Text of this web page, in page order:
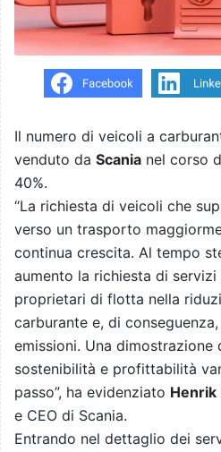
Il numero di veicoli a
venduto da Scania nel corso
40%.
“La richiesta di veicoli che
verso un trasporto
continua crescita. Al tempo
aumento la richiesta di
proprietari di flotta nella
carburante e, di
emissioni. Una dimostrazione
sostenibilità e profittabilità
passo”, ha evidenziato Henrik
e CEO di Scania.
Entrando nel dettaglio dei